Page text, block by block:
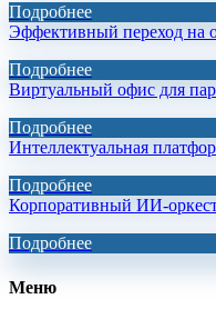
Подробнее
Эффективный переход на
Подробнее
Виртуальный офис для
Подробнее
Интеллектуальная
Подробнее
Корпоративный ИИ-
Подробнее
Меню